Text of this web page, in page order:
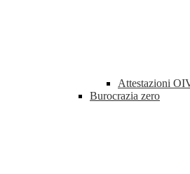
Attestazioni
Burocrazia zero